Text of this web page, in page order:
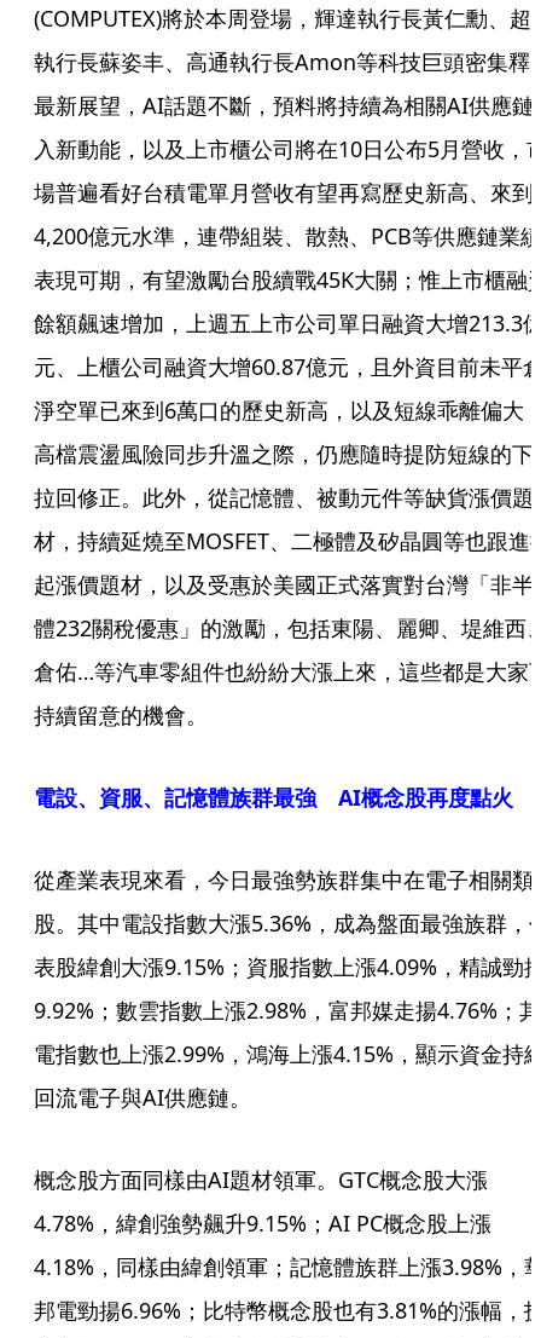
(COMPUTEX)將於本周登場，輝達執行長黃仁勳、超
執行長蘇姿丰、高通執行長Amon等科技巨頭密集釋
最新展望，AI話題不斷，預料將持續為相關AI供應鏈
入新動能，以及上市櫃公司將在10日公布5月營收，
場普遍看好台積電單月營收有望再寫歷史新高、來到
4,200億元水準，連帶組裝、散熱、PCB等供應鏈業績
表現可期，有望激勵台股續戰45K大關；惟上市櫃融
餘額飆速增加，上週五上市公司單日融資大增213.3
元、上櫃公司融資大增60.87億元，且外資目前未平
淨空單已來到6萬口的歷史新高，以及短線乖離偏大
高檔震盪風險同步升溫之際，仍應隨時提防短線的下
拉回修正。此外，從記憶體、被動元件等缺貨漲價題
材，持續延燒至MOSFET、二極體及矽晶圓等也跟進
起漲價題材，以及受惠於美國正式落實對台灣「非半
體232關稅優惠」的激勵，包括東陽、麗卿、堤維西
倉佑…等汽車零組件也紛紛大漲上來，這些都是大家
持續留意的機會。
電設、資服、記憶體族群最強 AI概念股再度點火
從產業表現來看，今日最強勢族群集中在電子相關類
股。其中電設指數大漲5.36%，成為盤面最強族群，
表股緯創大漲9.15%；資服指數上漲4.09%，精誠勁
9.92%；數雲指數上漲2.98%，富邦媒走揚4.76%；其
電指數也上漲2.99%，鴻海上漲4.15%，顯示資金持
回流電子與AI供應鏈。
概念股方面同樣由AI題材領軍。GTC概念股大漲
4.78%，緯創強勢飆升9.15%；AI PC概念股上漲
4.18%，同樣由緯創領軍；記憶體族群上漲3.98%，
邦電勁揚6.96%；比特幣概念股也有3.81%的漲幅，